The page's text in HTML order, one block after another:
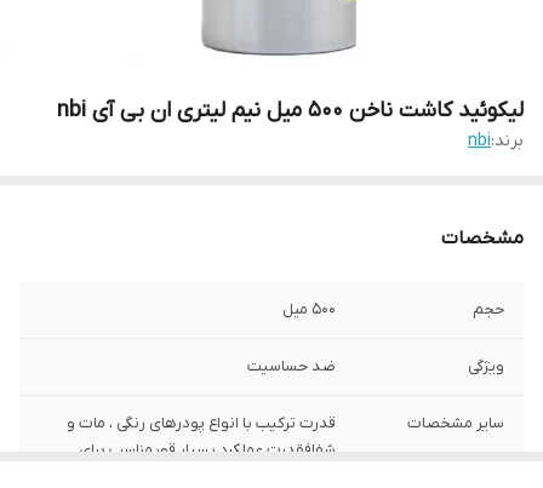
لیکوئید کاشت ناخن 500 میل نیم لیتری ان بی آی nbi
برند:nbi
مشخصات
حجم 500 میل
ویژگی ضد حساسیت
سایر مشخصات
قدرت ترکیب با انواع پودرهای رنگی ، مات و
شفافقدرت عملکرد بسیار قویمناسب برای